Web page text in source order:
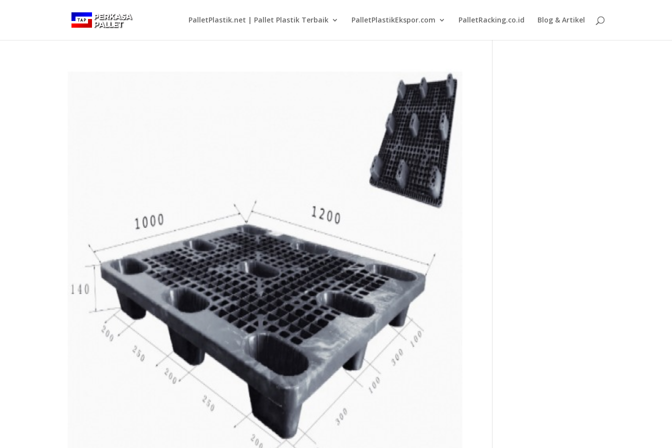
PalletPlastik.net | Pallet Plastik Terbaik PalletPlastikEkspor.com PalletRacking.co.id Blog & Artikel